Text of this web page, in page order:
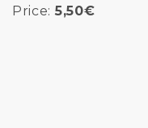
Price: 5,50€